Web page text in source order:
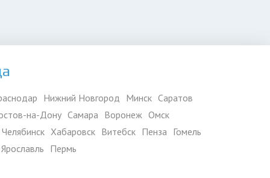
Нижний Новгород Минск Саратов
на-Дону Самара Воронеж Омск
Челябинск Хабаровск Витебск Пенза Гомель
Ярославль Пермь